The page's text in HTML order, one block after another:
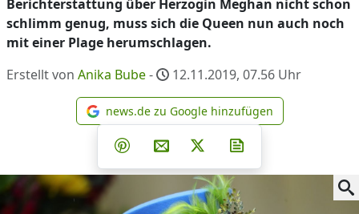
Berichterstattung über Herzogin Meghan nicht schon
schlimm genug, muss sich die Queen nun auch noch
mit einer Plage herumschlagen.
Erstellt von Anika Bube- 12.11.2019, 07.56 Uhr
news.de zu Google
news.de zu Google hinzufügen
Teilen auf Facebook
Teilen auf Whatsapp
Teilen auf Telegram
Teilen auf Pinterest
Per E-Mail teilen
Post auf X